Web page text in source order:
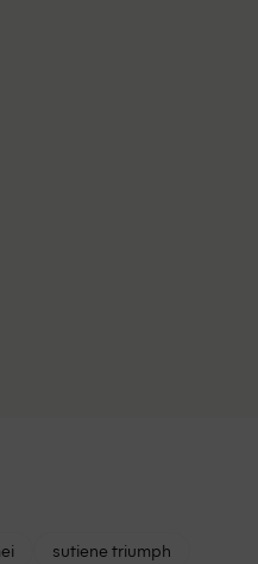
sutiene triumph